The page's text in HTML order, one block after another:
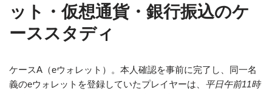
ット・仮想通貨・銀行振込のケ
ーススタディ
ケースA（eウォレット）。本人確認を事前に完了し、同一名
義のeウォレットを登録していたプレイヤーは、 平日午前11時